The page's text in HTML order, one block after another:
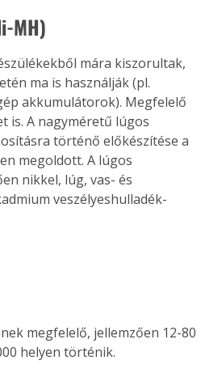
MH)
mára kiszorultak,
ma is használják (pl.
akkumulátorok). Megfelelő
is. A nagyméretű lúgos
történő előkészítése a
megoldott. A lúgos
nikkel, lúg, vas- és
veszélyeshulladék-
megfelelő, jellemzően 12-80
helyen történik.